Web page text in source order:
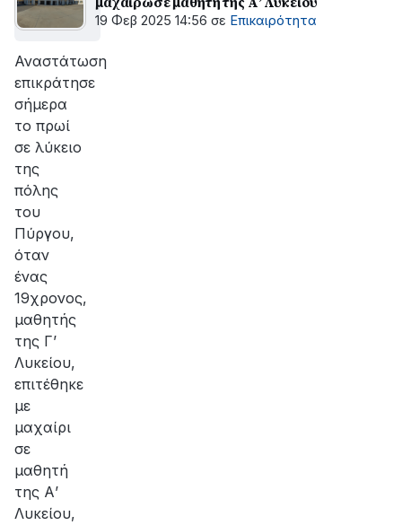
19 Φεβ 2025 14:56 σε Επικαιρότητα
Αναστάτωση
επικράτησε
σήμερα
το πρωί
σε λύκειο
της
πόλης
του
Πύργου,
όταν
ένας
19χρονος,
μαθητής
της Γ’
Λυκείου,
επιτέθηκε
με
μαχαίρι
σε
μαθητή
της Α’
Λυκείου,